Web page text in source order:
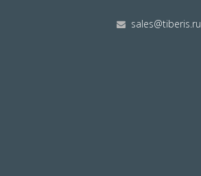
sales@tiberis.ru